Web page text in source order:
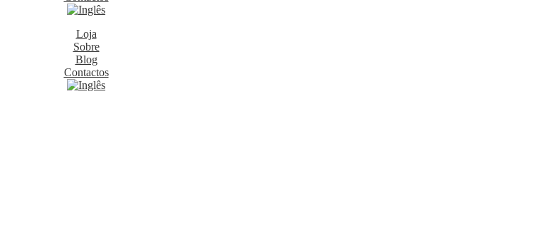
Loja
Sobre
Blog
Contactos